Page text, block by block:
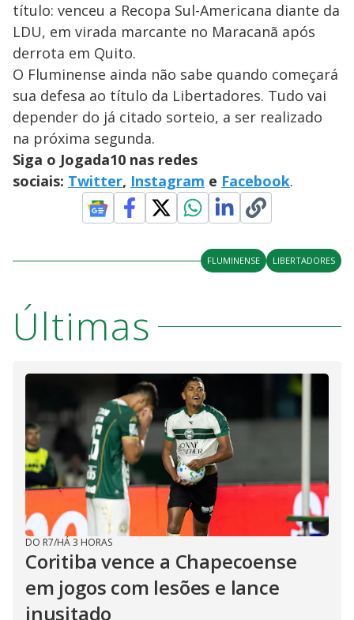
título: venceu a Recopa Sul-Americana diante da
LDU, em virada marcante no Maracanã após
derrota em Quito.
O Fluminense ainda não sabe quando começará
sua defesa ao título da Libertadores. Tudo vai
depender do já citado sorteio, a ser realizado
na próxima segunda.
Siga o Jogada10 nas redes
sociais: Twitter, Instagram e Facebook.
FLUMINENSE LIBERTADORES
Últimas
DO R7/HÁ 3 HORAS
Coritiba vence a Chapecoense
em jogos com lesões e lance
inusitado